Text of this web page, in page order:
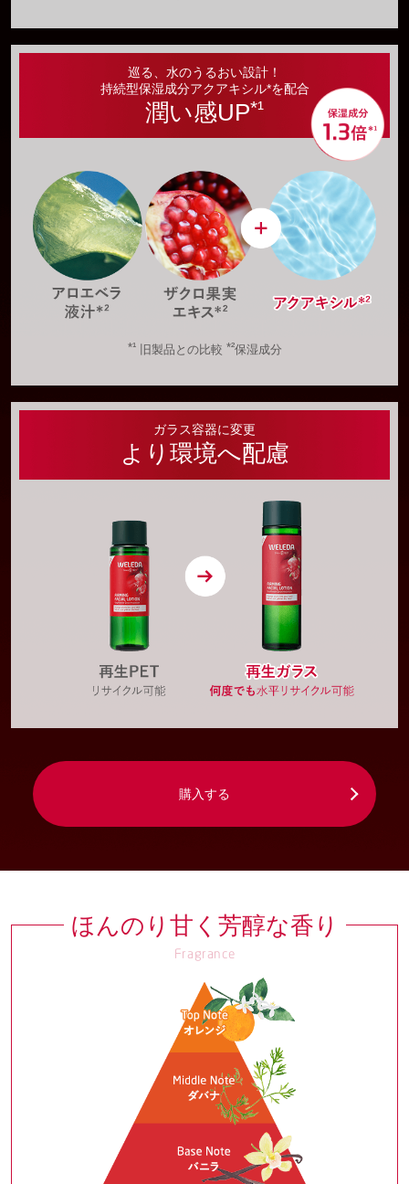
巡る、水のうるおい設計！
持続型保湿成分アクアキシル*を配合
潤い感UP*¹
*¹旧製品との比較 *²保湿成分
ガラス容器に変更
より環境へ配慮
購入する
ほんのり甘く芳醇な香り
Fragrance